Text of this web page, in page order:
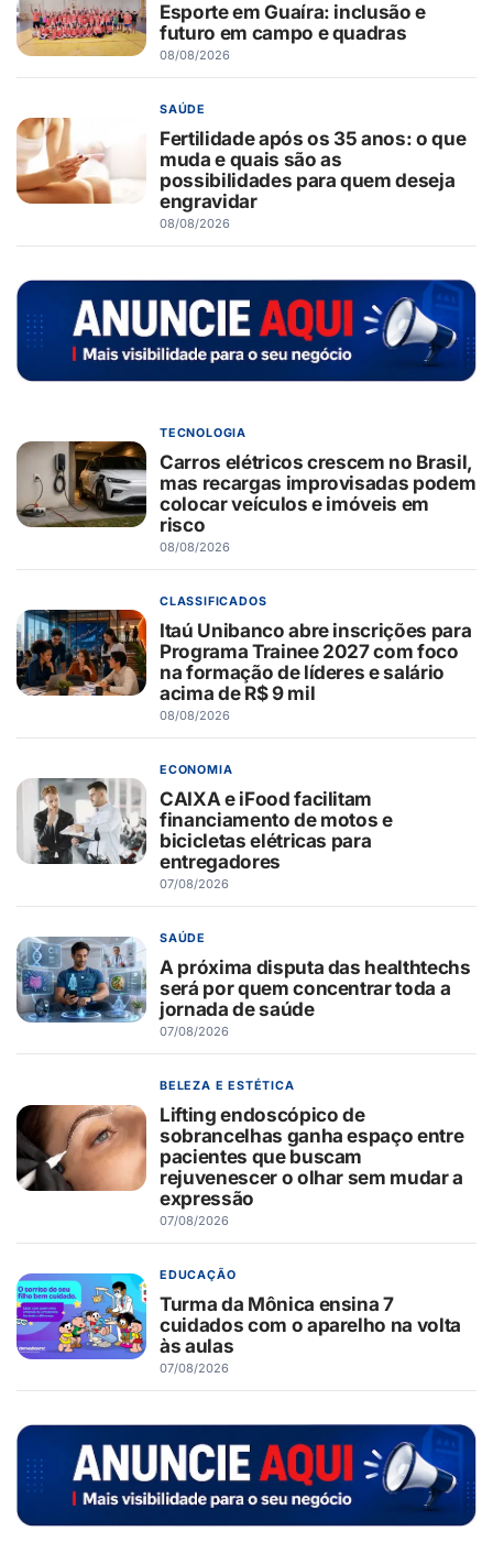
Esporte em Guaíra: inclusão e
futuro em campo e quadras
08/08/2026
SAÚDE
Fertilidade após os 35 anos: o que
muda e quais são as
possibilidades para quem deseja
engravidar
08/08/2026
TECNOLOGIA
Carros elétricos crescem no Brasil,
mas recargas improvisadas podem
colocar veículos e imóveis em
risco
08/08/2026
CLASSIFICADOS
Itaú Unibanco abre inscrições para
Programa Trainee 2027 com foco
na formação de líderes e salário
acima de R$ 9 mil
08/08/2026
ECONOMIA
CAIXA e iFood facilitam
financiamento de motos e
bicicletas elétricas para
entregadores
07/08/2026
SAÚDE
A próxima disputa das healthtechs
será por quem concentrar toda a
jornada de saúde
07/08/2026
BELEZA E ESTÉTICA
Lifting endoscópico de
sobrancelhas ganha espaço entre
pacientes que buscam
rejuvenescer o olhar sem mudar a
expressão
07/08/2026
EDUCAÇÃO
Turma da Mônica ensina 7
cuidados com o aparelho na volta
às aulas
07/08/2026